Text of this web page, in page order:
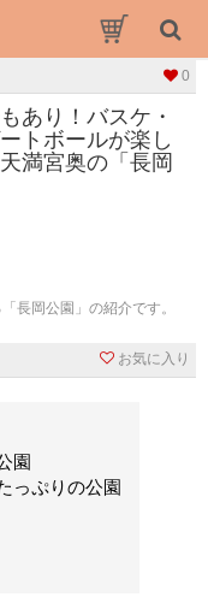
0
あり！バスケ・
トボールが楽し
満宮奥の「長岡
長岡公園」の紹介です。
お気に入り
園
っぷりの公園